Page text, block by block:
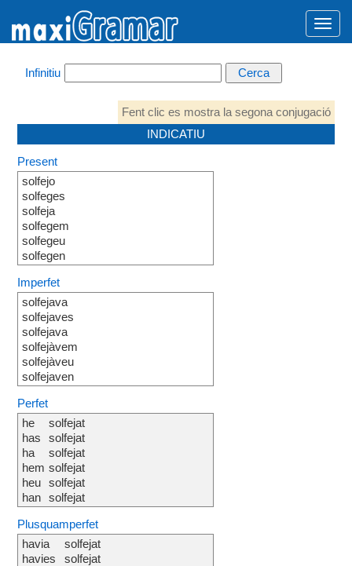
Infinitiu
Fent clic es mostra la segona conjugació
INDICATIU
Present
solfejo
solfeges
solfeja
solfegem
solfegeu
solfegen
Imperfet
solfejava
solfejaves
solfejava
solfejàvem
solfejàveu
solfejaven
Perfet
he
has
ha
hem
heu
han
solfejat
solfejat
solfejat
solfejat
solfejat
solfejat
Plusquamperfet
havia
havies
solfejat
solfejat